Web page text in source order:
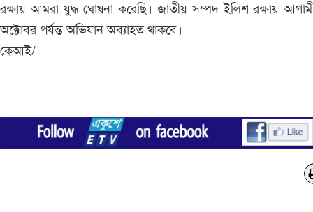
রক্ষায় আমরা যুদ্ধ ঘোষনা করেছি। জাতীয় সম্পদ ইলিশ রক্ষায়
অক্টোবর পর্যন্ত অভিযান অব্যাহত থাকবে।
কেআই/